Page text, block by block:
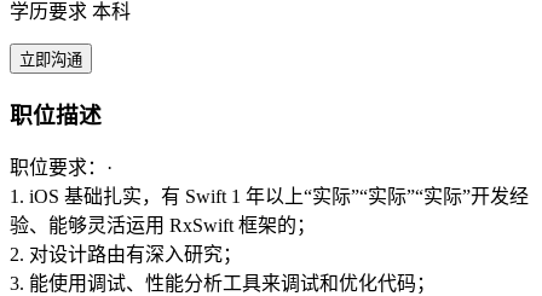
学历要求 本科
立即沟通
职位描述
职位要求：·
1. iOS 基础扎实，有 Swift 1 年以上“实际”“实际”“实际”开发经
验、能够灵活运用 RxSwift 框架的；
2. 对设计路由有深入研究；
3. 能使用调试、性能分析工具来调试和优化代码；